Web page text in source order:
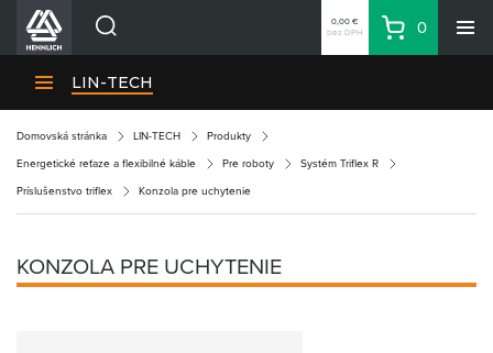
Divízie HENNLICH
Kariéra
Kontakty
Priemyselný park HENNLICH
0,00 €
bez DPH
Košík
0
LIN-TECH
Domovská stránka LIN-TECH Produkty
Energetické reťaze a flexibilné káble Pre roboty Systém Triflex R
Príslušenstvo triflex Konzola pre uchytenie
KONZOLA PRE UCHYTENIE